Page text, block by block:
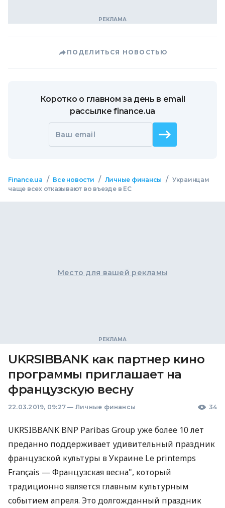
ПОДЕЛИТЬСЯ НОВОСТЬЮ
Коротко о главном за день в email
рассылке finance.ua
Ваш email
Finance.ua / Все новости / Личные финансы / Украинцам
чаще всех отказывают во въезде в ЕС
Место для вашей рекламы
UKRSIBBANK как партнер кино
программы приглашает на
французскую весну
22.03.2019, 09:27 — Личные финансы 34
UKRSIBBANK BNP Paribas Group уже более 10 лет
преданно поддерживает удивительный праздник
французской культуры в Украине Le printemps
Français — Французская весна", который
традиционно является главным культурным
событием апреля. Это долгожданный праздник